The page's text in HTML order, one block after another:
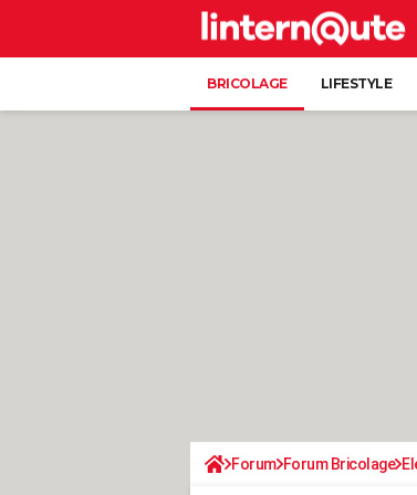
BRICOLAGE LIFESTYLE
Forum Forum Bricolage